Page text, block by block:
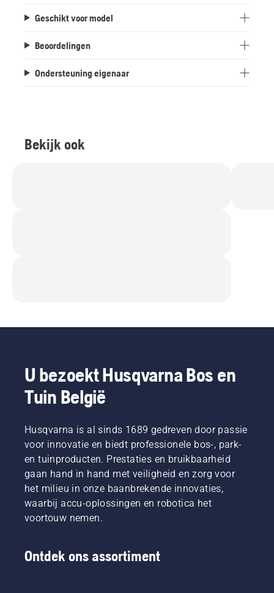
Geschikt voor model
Beoordelingen
Ondersteuning eigenaar
Bekijk ook
U bezoekt Husqvarna Bos en
Tuin België
Husqvarna is al sinds 1689 gedreven door passie
voor innovatie en biedt professionele bos-, park-
en tuinproducten. Prestaties en bruikbaarheid
gaan hand in hand met veiligheid en zorg voor
het milieu in onze baanbrekende innovaties,
waarbij accu-oplossingen en robotica het
voortouw nemen.
Ontdek ons assortiment